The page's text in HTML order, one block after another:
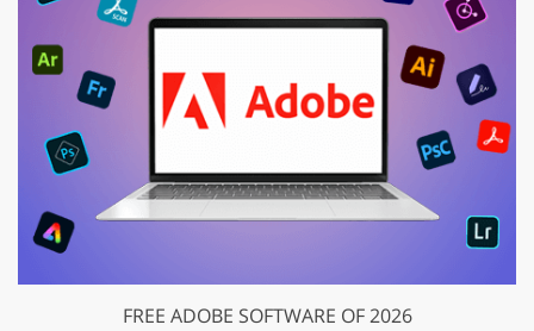
FREE ADOBE SOFTWARE OF 2026